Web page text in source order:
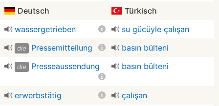
Deutsch
Türkisch
wassergetrieben
su gücüyle çalışan
die Pressemitteilung basın bülteni
die Presseaussendung basın bülteni
erwerbstätig
çalışan